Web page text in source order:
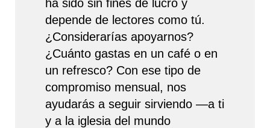
ha sido sin fines de lucro y
depende de lectores como tú.
¿Considerarías apoyarnos?
¿Cuánto gastas en un café o en
un refresco? Con ese tipo de
compromiso mensual, nos
ayudarás a seguir sirviendo —a ti
y a la iglesia del mundo